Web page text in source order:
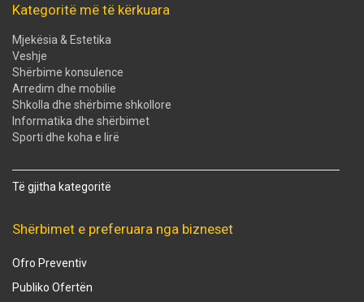
Kategoritë më të kërkuara
Mjekësia & Estetika
Veshje
Shërbime konsulence
Arredim dhe mobilie
Shkolla dhe shërbime shkollore
Informatika dhe shërbimet
Sporti dhe koha e lirë
Të gjitha kategoritë
Shërbimet e preferuara nga bizneset
Ofro Preventiv
Publiko Ofertën